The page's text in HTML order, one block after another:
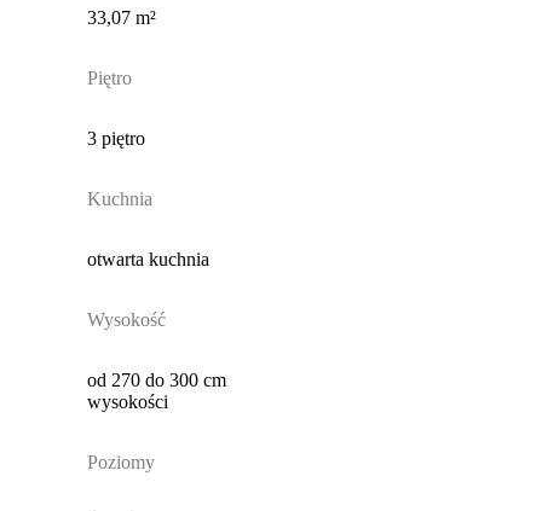
33,07 m²
Piętro
3 piętro
Kuchnia
otwarta kuchnia
Wysokość
od 270 do 300 cm
wysokości
Poziomy